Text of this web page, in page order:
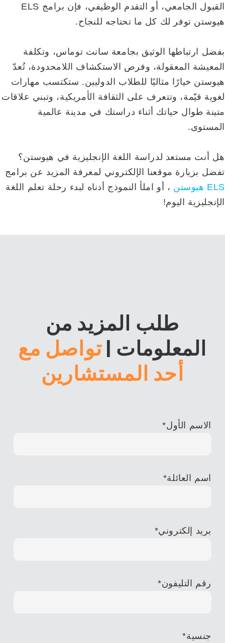
القبول الجامعي، أو التقدم الوظيفي، فإن برامج ELS
هيوستن توفر لك كل ما تحتاجه للنجاح.
بفضل ارتباطها الوثيق بجامعة سانت توماس، وتكلفة
المعيشة المعقولة، وفرص الاستكشاف اللامحدودة، تُعدّ
هيوستن خيارًا مثاليًا للطلاب الدوليين. ستكتسب مهارات
لغوية قيّمة، وتتعرف على الثقافة الأمريكية، وتبني علاقات
متينة طوال حياتك أثناء دراستك في مدينة عالمية
المستوى.
هل أنت مستعد لدراسة اللغة الإنجليزية في هيوستن؟
تفضل بزيارة موقعنا الإلكتروني لمعرفة المزيد عن برامج
ELS هيوستن
، أو املأ النموذج أدناه لبدء رحلة تعلم اللغة
الإنجليزية اليوم!
طلب المزيد من
المعلومات | تواصل مع
أحد المستشارين
الاسم الأول*
اسم العائلة*
بريد إلكتروني*
رقم التليفون*
جنسية*